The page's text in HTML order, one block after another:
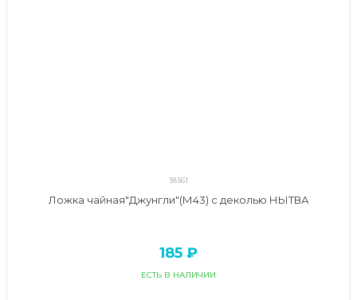
18161
Ложка чайная"Джунгли"(М43) с деколью НЫТВА
185 ₽
ЕСТЬ В НАЛИЧИИ